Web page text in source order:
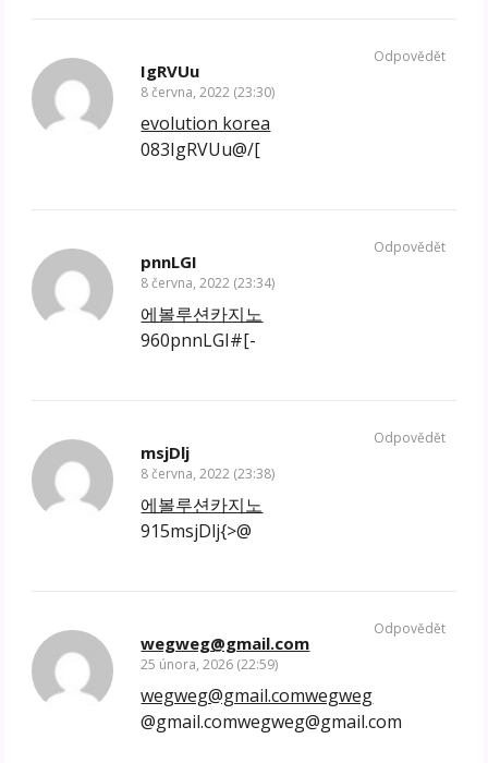
IgRVUu
8 června, 2022 (23:30)
evolution korea
083IgRVUu@/[
Odpovědět
pnnLGI
8 června, 2022 (23:34)
에볼루션카지노
960pnnLGI#[-
Odpovědět
msjDlj
8 června, 2022 (23:38)
에볼루션카지노
915msjDlj{>@
Odpovědět
wegweg@gmail.com
25 února, 2026 (22:59)
wegweg@gmail.comwegweg
@gmail.comwegweg@gmail.com
Odpovědět